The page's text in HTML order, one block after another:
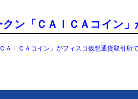
クン「ＣＡＩＣＡコイン
ＡＩＣＡコイン」がフィスコ仮想通貨取引所